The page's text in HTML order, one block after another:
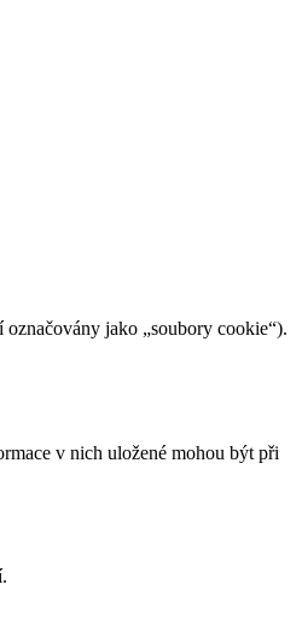
jako „soubory cookie“).
v nich uložené mohou být při